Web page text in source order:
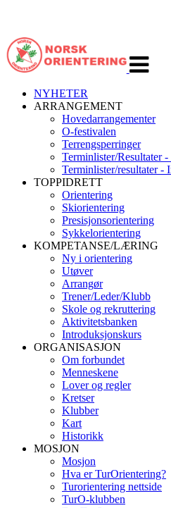
navigasjon
NYHETER
ARRANGEMENT
Hovedarrangementer
O-festivalen
Terrengsperringer
Terminlister/Resultater
Terminlister/resultater -
TOPPIDRETT
Orientering
Skiorientering
Presisjonsorientering
Sykkelorientering
KOMPETANSE/LÆRING
Ny i orientering
Utøver
Arrangør
Trener/Leder/Klubb
Skole og rekruttering
Aktivitetsbanken
Introduksjonskurs
ORGANISASJON
Om forbundet
Menneskene
Lover og regler
Kretser
Klubber
Kart
Historikk
MOSJON
Mosjon
Hva er TurOrientering?
Turorientering nettside
TurO-klubben